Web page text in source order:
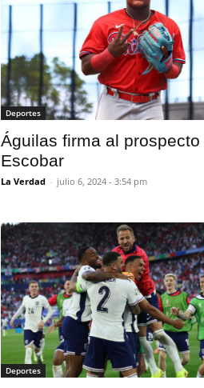
Deportes
Águilas firma al prospecto
Escobar
La Verdad - julio 6, 2024 - 3:54 pm
Deportes